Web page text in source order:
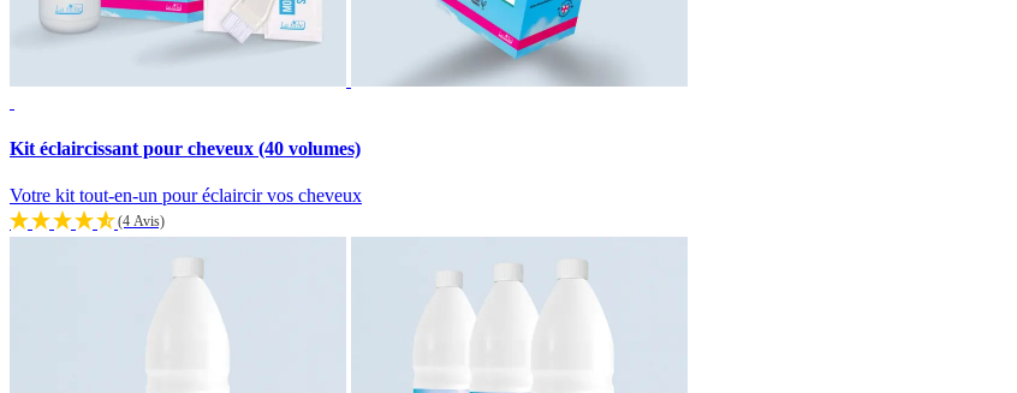
Kit éclaircissant pour cheveux (40 volumes)
Votre kit tout-en-un pour éclaircir vos cheveux
(4 Avis)